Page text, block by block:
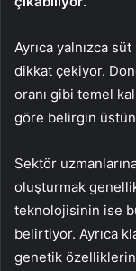
Ayrıca yalnızca
dikkat çekiyor.
oranı gibi temel
göre belirgin
Sektör
oluşturmak
teknolojisinin ise
belirtiyor. Ayrıca
genetik